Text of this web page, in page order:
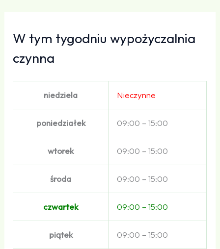
W tym tygodniu wypożyczalnia
czynna
niedziela Nieczynne
poniedziałek 09:00 – 15:00
wtorek 09:00 – 15:00
środa 09:00 – 15:00
czwartek 09:00 – 15:00
piątek 09:00 – 15:00